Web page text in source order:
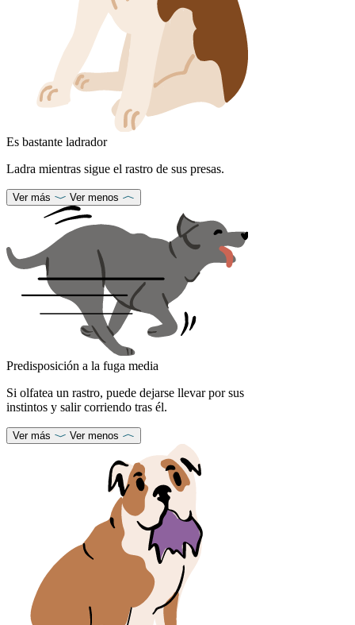
Es bastante ladrador
Ladra mientras sigue el rastro de sus presas.
Ver más Ver menos
Predisposición a la fuga media
Si olfatea un rastro, puede dejarse llevar por sus
instintos y salir corriendo tras él.
Ver más Ver menos